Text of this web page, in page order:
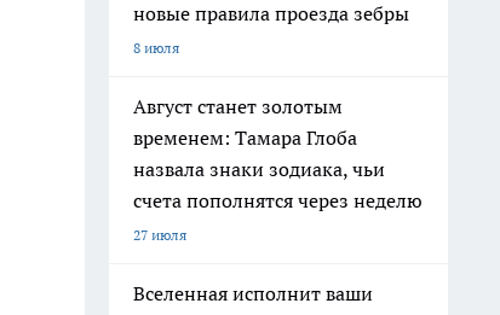
новые правила проезда зебры
8 июля
Август станет золотым
временем: Тамара Глоба
назвала знаки зодиака, чьи
счета пополнятся через неделю
27 июля
Вселенная исполнит ваши